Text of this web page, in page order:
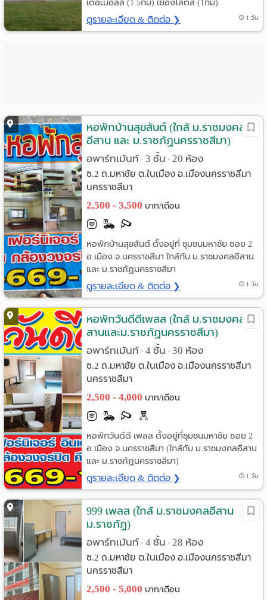
เดอะมอลล์ (1.5กม) เยื้องโลตัส (1กม)
ดูรายละเอียด & ติดต่อ ❯ 1 วัน
หอพักบ้านสุขสันต์ (ใกล้ ม.ราชมงคล
อีสาน และ ม.ราชภัฏนครราชสีมา)
อพาร์ทเม้นท์ • 3 ชั้น • 20 ห้อง
ซ.2 ถ.มหาชัย ต.ในเมือง อ.เมืองนครราชสีมา
นครราชสีมา
2,500 - 3,500 บาท/เดือน
หอพักบ้านสุขสันต์ ตั้งอยู่ที่ ชุมชนมหาชัย ซอย 2
อ.เมือง จ.นครราชสีมา ใกล้กับ ม.ราชมงคลอีสาน
และ ม.ราชภัฏนครราชสีมา
ดูรายละเอียด & ติดต่อ ❯ 1 วัน
หอพักวันดีดีเพลส (ใกล้ ม.ราชมงคลอี
สานและม.ราชภัฏนครราชสีมา)
อพาร์ทเม้นท์ • 4 ชั้น • 30 ห้อง
ซ.2 ถ.มหาชัย ต.ในเมือง อ.เมืองนครราชสีมา
นครราชสีมา
2,500 - 4,000 บาท/เดือน
หอพักวันดีดี เพลส ตั้งอยู่ที่ชุมชนมหาชัย ซอย 2
อ.เมือง จ.นครราชสีมา (ใกล้กับ ม.ราชมงคลอีสาน
และ ม.ราชภัฏนครราชสีมา)
ดูรายละเอียด & ติดต่อ ❯ 1 วัน
999 เพลส (ใกล้ ม.ราชมงคลอีสาน
ม.ราชภัฏ)
อพาร์ทเม้นท์ • 4 ชั้น • 28 ห้อง
ซ.2 ถ.มหาชัย ต.ในเมือง อ.เมืองนครราชสีมา
นครราชสีมา
2,500 - 5,000 บาท/เดือน